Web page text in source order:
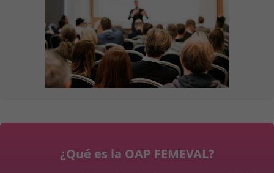
¿Qué es la OAP FEMEVAL?